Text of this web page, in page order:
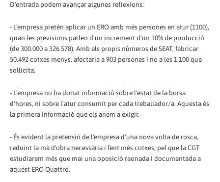
D'entrada podem avançar algunes reflexions:
- L'empresa pretén aplicar un ERO amb més persones en atur (1100),
quan les previsions parlen d'un increment d'un 10% de producció
(de 300.000 a 326.578). Amb els propis números de SEAT, fabricar
50.492 cotxes menys, afectaria a 903 persones i no a les 1.100 que
sol·licita.
- L'empresa no ha donat informació sobre l'estat de la borsa
d'hores, ni sobre l'atur consumit per cada treballador/a. Aquesta és
la primera informació que els anem a exigir.
- És evident la pretensió de l'empresa d'una nova volta de rosca,
reduint la mà d'obra necessària i fent més cotxes, pel que la CGT
estudiarem més que mai una oposició raonada i documentada a
aquest ERO Quattro.